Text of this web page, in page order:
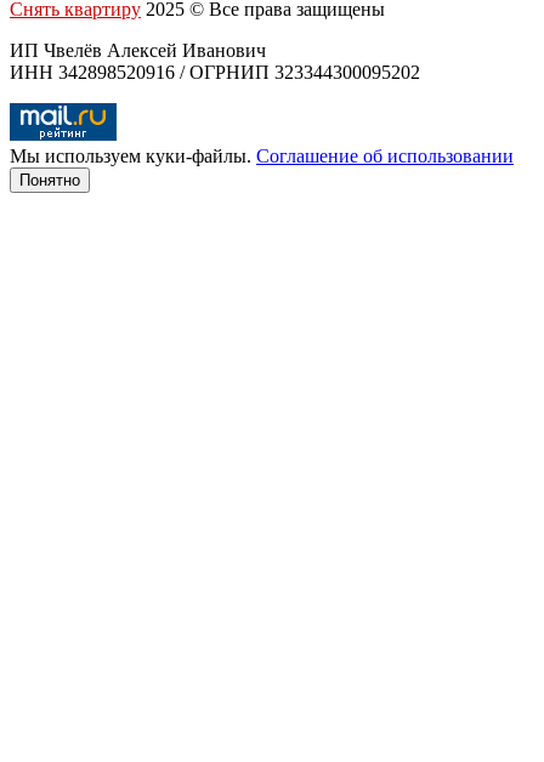
Снять квартиру 2025 © Все права защищены
ИП Чвелёв Алексей Иванович
ИНН 342898520916 / ОГРНИП 323344300095202
Мы используем куки-файлы. Соглашение об использовании
Понятно